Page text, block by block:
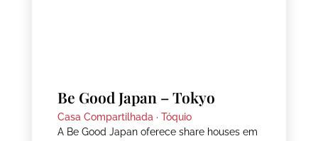
Be Good Japan – Tokyo
Casa Compartilhada · Tóquio
A Be Good Japan oferece share houses em